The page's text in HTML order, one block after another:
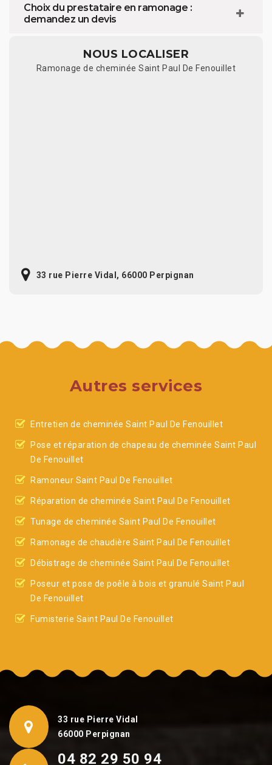
Choix du prestataire en ramonage :
demandez un devis
NOUS LOCALISER
Ramonage de cheminée Saint Paul De Fenouillet
33 rue Pierre Vidal, 66000 Perpignan
Autres services
Entretien de cheminée Saint Paul De Fenouillet
Pose et réparation de chapeau de cheminée Saint Paul
De Fenouillet
Ramoneur Saint Paul De Fenouillet
Réparation de cheminée Saint Paul De Fenouillet
Tunage de cheminée Saint Paul De Fenouillet
Ramonage de chaudière Saint Paul De Fenouillet
Débistrage de cheminée Saint Paul De Fenouillet
Poseur et pose de poêle à bois et granulé Saint Paul
De Fenouillet
Fumisterie Saint Paul De Fenouillet
33 rue Pierre Vidal
66000 Perpignan
04 82 29 50 94